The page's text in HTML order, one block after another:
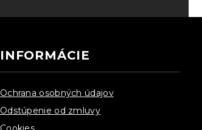
INFORMÁCIE
Ochrana osobných údajov
Odstúpenie od zmluvy